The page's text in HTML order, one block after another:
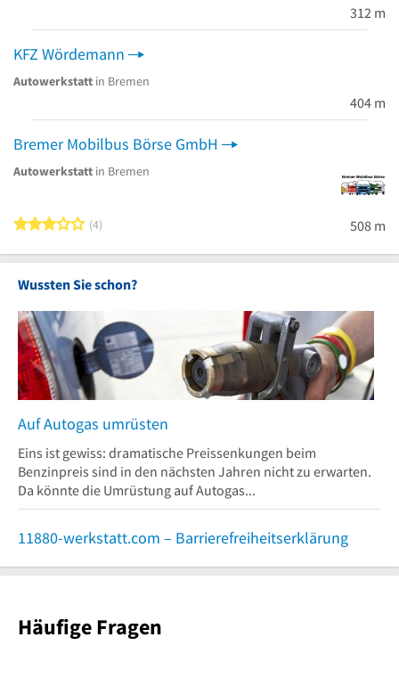
312 m
KFZ Wördemann
Autowerkstatt in Bremen
404 m
Bremer Mobilbus Börse GmbH
Autowerkstatt in Bremen
3 von 5 Sternen
4 508 m
Wussten Sie schon?
Auf Autogas umrüsten
Eins ist gewiss: dramatische Preissenkungen beim
Benzinpreis sind in den nächsten Jahren nicht zu erwarten.
Da könnte die Umrüstung auf Autogas...
11880-werkstatt.com – Barrierefreiheitserklärung
Häufige Fragen